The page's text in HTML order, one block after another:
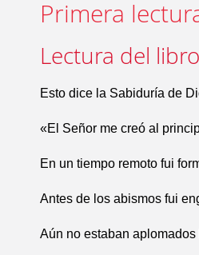
Primera
Lectura del
Esto dice la Sabiduría de
«El Señor me creó al
En un tiempo remoto fui
Antes de los abismos fui
Aún no estaban